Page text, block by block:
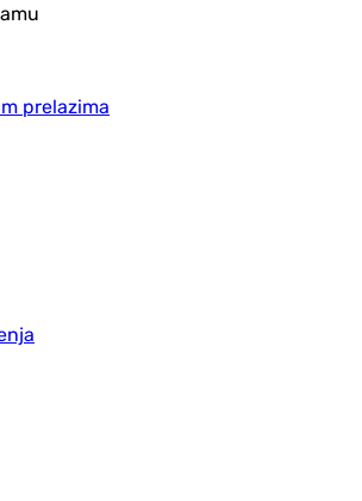
prelazima